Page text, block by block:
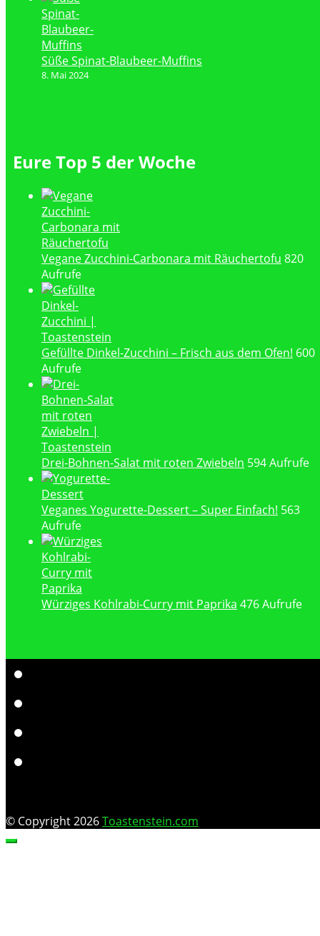
Süße Spinat-Blaubeer-Muffins
8. Mai 2024
Eure Top 5 der Woche
Vegane Zucchini-Carbonara mit Räuchertofu 820
Aufrufe
Gefüllte Dinkel-Zucchini – Frisch aus dem Ofen! 600
Aufrufe
Drei-Bohnen-Salat mit roten Zwiebeln 594 Aufrufe
Veganes Yogurette-Dessert – Super Einfach! 563
Aufrufe
Würziges Kohlrabi-Curry mit Paprika 476 Aufrufe
© Copyright 2026Toastenstein.com